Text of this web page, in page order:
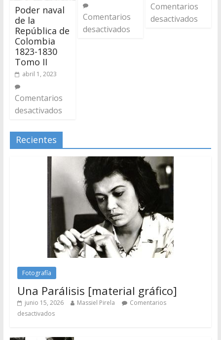
Poder naval
de la
República de
Colombia
1823-1830
Tomo II
abril 1, 2023
Comentarios
desactivados
Comentarios
desactivados
Comentarios
desactivados
Recientes
Fotografía
Una Parálisis [material gráfico]
junio 15, 2026 Massiel Pirela
Comentarios
desactivados